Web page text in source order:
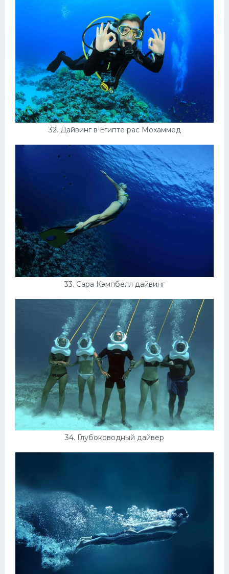
32. Дайвинг в Египте рас Мохаммед
33. Сара Кэмпбелл дайвинг
34. Глубоководный дайвер